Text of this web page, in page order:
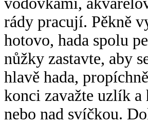
rády pracují. Pěkně
hotovo, hada spolu
nůžky zastavte, aby
hlavě hada,
konci zavažte uzlík a
nebo nad svíčkou.